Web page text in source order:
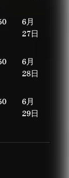
6月
27日
6月
28日
6月
29日